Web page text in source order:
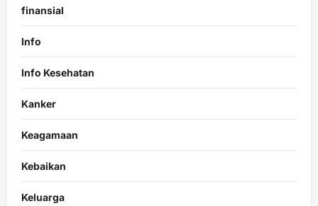
finansial
Info
Info Kesehatan
Kanker
Keagamaan
Kebaikan
Keluarga